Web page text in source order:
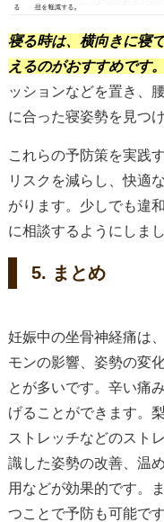
寝る時は、横向きに寝
えるのがおすすめです。
ッションなどを置き、
に合った寝姿勢を見つ
これらの予防策を実践
リスクを減らし、快適
がります。少しでも違
に相談するようにしまし
5. まとめ
妊娠中の坐骨神経痛は
モンの影響、姿勢の変
とが多いです。辛い痛
げることができます。
ストレッチなどのスト
識した姿勢の改善、温
用などが効果的です。
つことで予防も可能で